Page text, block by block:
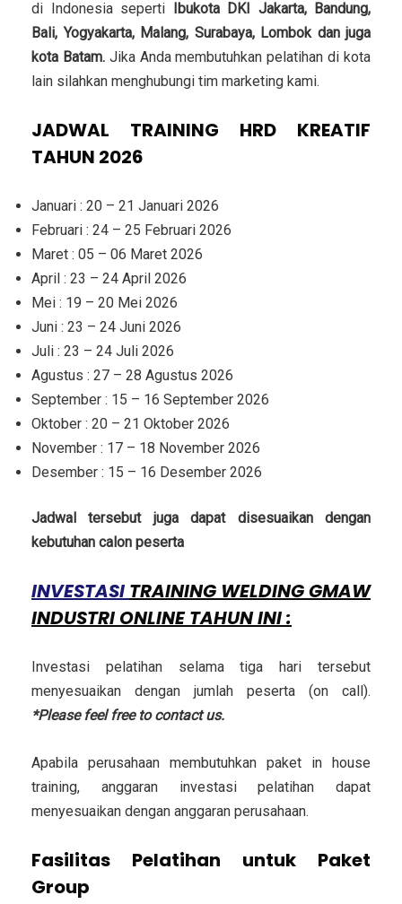
di Indonesia seperti Ibukota DKI Jakarta, Bandung,
Bali, Yogyakarta, Malang, Surabaya, Lombok dan juga
kota Batam.Jika Anda membutuhkan pelatihan di kota
lain silahkan menghubungi tim marketing kami.
JADWAL TRAINING HRD KREATIF
TAHUN 2026
Januari : 20 – 21 Januari 2026
Februari : 24 – 25 Februari 2026
Maret : 05 – 06 Maret 2026
April : 23 – 24 April 2026
Mei : 19 – 20 Mei 2026
Juni : 23 – 24 Juni 2026
Juli : 23 – 24 Juli 2026
Agustus : 27 – 28 Agustus 2026
September : 15 – 16 September 2026
Oktober : 20 – 21 Oktober 2026
November : 17 – 18 November 2026
Desember : 15 – 16 Desember 2026
Jadwal tersebut juga dapat disesuaikan dengan
kebutuhan calon peserta
INVESTASI TRAINING WELDING GMAW
INDUSTRI ONLINETAHUN INI :
Investasi pelatihan selama tiga hari tersebut
menyesuaikan dengan jumlah peserta (on call).
*Please feel free to contact us.
Apabila perusahaan membutuhkan paket in house
training, anggaran investasi pelatihan dapat
menyesuaikan dengan anggaran perusahaan.
Fasilitas Pelatihan untuk Paket
Group